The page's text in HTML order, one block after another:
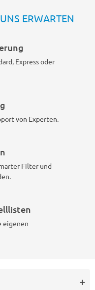
ERWARTEN
Express oder
von Experten.
Filter und
eigenen